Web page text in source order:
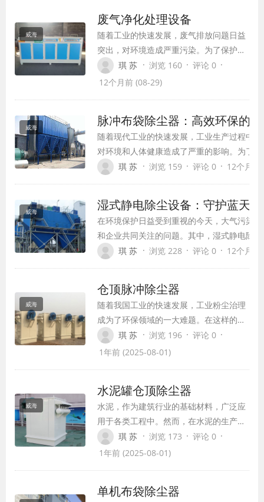
威海
废气净化处理设备
随着工业的快速发展，废气排放问题日益
突出，对环境造成严重污染。为了保护环
境，减少污染物排放，废气净化处理设备
应运而生。本文将为您介绍几种常见的废
琪 苏 · 浏览 160 · 评论 0 ·
12个月前 (08-29)
威海 脉冲布袋除尘器：高效环保的
随着现代工业的快速发展，工业生产过程中
对环境和人体健康造成了严重的影响。为了
护员工健康，高效环保的空气净化设备变得
琪 苏 · 浏览 159 · 评论 0 · 12个月前
威海 湿式静电除尘设备：守护蓝天
在环境保护日益受到重视的今天，大气污染
和企业共同关注的问题。其中，湿式静电除
效、环保的烟气净化设备，在我国电力、冶
治理做出了重要贡献。
琪 苏 · 浏览 228 · 评论 0 · 12个月前
威海
仓顶脉冲除尘器
随着我国工业的快速发展，工业粉尘治理
成为了环保领域的一大难题。在这样的背
景下，仓顶脉冲除尘器应运而生，它凭借
高效、智能、节能等特点，成为了工业除
的应用。
琪 苏 · 浏览 196 · 评论 0 ·
1年前 (2025-08-01)
威海
水泥罐仓顶除尘器
水泥，作为建筑行业的基础材料，广泛应
用于各类工程中。然而，在水泥的生产、
储存和运输过程中，粉尘污染一直是行业
面临的一大挑战。水泥罐仓顶除尘器作为
琪 苏 · 浏览 173 · 评论 0 ·
1年前 (2025-08-01)
单机布袋除尘器